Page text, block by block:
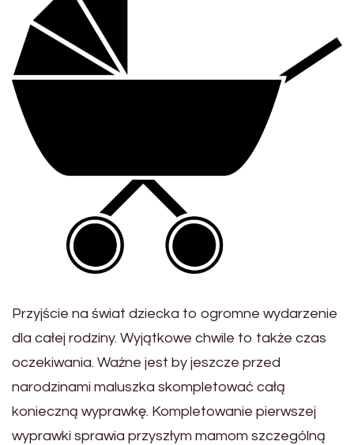
Przyjście na świat dziecka to ogromne wydarzenie
dla całej rodziny. Wyjątkowe chwile to także czas
oczekiwania. Ważne jest by jeszcze przed
narodzinami maluszka skompletować całą
konieczną wyprawkę. Kompletowanie pierwszej
wyprawki sprawia przyszłym mamom szczególną